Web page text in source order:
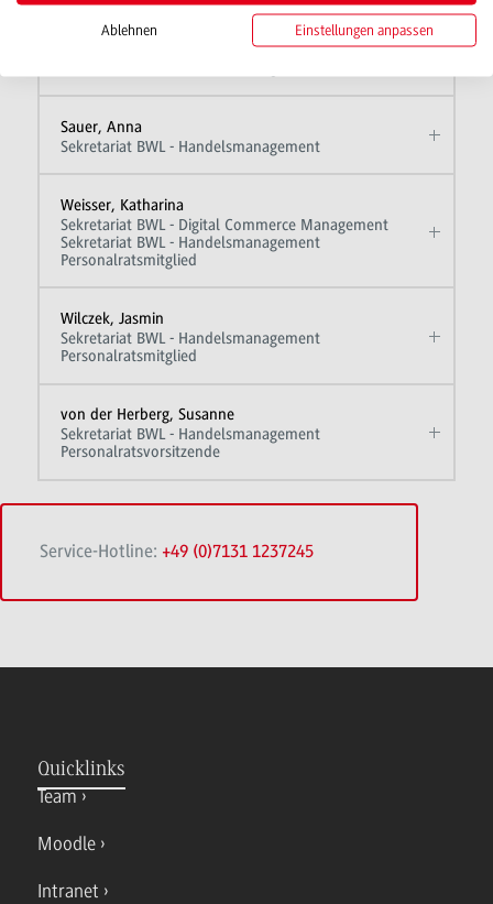
Sauer, Anna
Sekretariat BWL - Handelsmanagement
Weisser, Katharina
Sekretariat BWL - Digital Commerce Management
Sekretariat BWL - Handelsmanagement
Personalratsmitglied
Wilczek, Jasmin
Sekretariat BWL - Handelsmanagement
Personalratsmitglied
von der Herberg, Susanne
Sekretariat BWL - Handelsmanagement
Personalratsvorsitzende
Service-Hotline: +49 (0)7131 1237245
Quicklinks
Team
Moodle
Intranet
Ablehnen Einstellungen anpassen